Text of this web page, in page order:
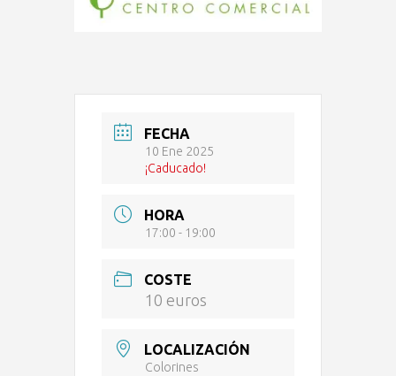
FECHA
10 Ene 2025
¡Caducado!
HORA
17:00 - 19:00
COSTE
10 euros
LOCALIZACIÓN
Colorines